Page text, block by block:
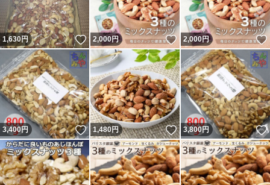
1,630円 いいね！
2,000円 いいね！
2,000円
3,400円 いいね！
1,480円 いいね！
3,800円